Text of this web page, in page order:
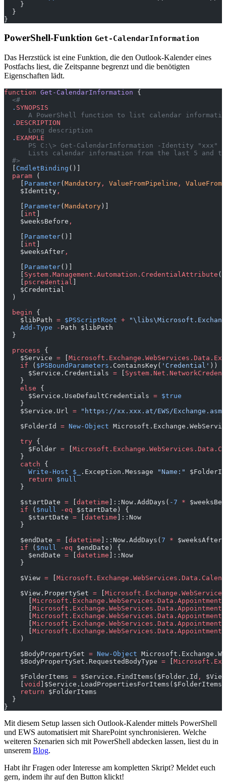
    }
  }
}
PowerShell-Funktion Get-CalendarInformation
Das Herzstück ist eine Funktion, die den Outlook-Kalender eines
Postfachs liest, die Zeitspanne begrenzt und die benötigten
Eigenschaften lädt.
function Get-CalendarInformation {
  <#
  .
SYNOPSIS
A PowerShell function to list calendar
  .
DESCRIPTION
      Long description
  .
EXAMPLE
PS C:\> Get-CalendarInformation -Identity "xxx"
Lists calendar information from the last 5 and
  #>
CmdletBinding ()]
  param
(
Parameter( Mandatory , ValueFromPipeline ,
    $Identity
,
Parameter( Mandatory )]
int
    $weeksBefore
,
Parameter()]
int
    $weeksAfter
,
Parameter()]
System.Management.Automation.CredentialAttribute
pscredential
    $Credential
  )
  begin
{
    $libPath
= $PSScriptRoot +
    Add-Type
- Path $libPath
  }
  process
{
    $Service
=
    if
( $PSBoundParameters .ContainsKey( 'Credential' )) {
      $Service.Credentials
=
    }
    else
{
      $Service.UseDefaultCredentials
= $true
    }
    $Service.Url
= "https://xx.xxx.at/EWS/
    $FolderId
= New-Object
    try
{
      $Folder
=
    }
    catch
{
      Write-Host
$_ .Exception.Message "Name:"
      return
$null
    }
    $startDate
= datetime ]::Now.AddDays( -7 *
    if
( $null -eq $startDate) {
      $startDate
= datetime ]::Now
    }
    $endDate
= datetime ]::Now.AddDays( 7 * $weeksAfter)
    if
( $null -eq $endDate) {
      $endDate
= datetime ]::Now
    }
    $View
=
    $View.PropertySet
=
    )
    $BodyPropertySet
= New-Object
    $BodyPropertySet.RequestedBodyType
=
    $FolderItems
= $Service.FindItems($Folder.Id ,
void ]$Service.LoadPropertiesForItems($FolderItems
    return
$FolderItems
  }
}
Mit diesem Setup lassen sich Outlook-Kalender mittels PowerShell
und EWS automatisiert mit SharePoint synchronisieren. Welche
weiteren Szenarien sich mit PowerShell abdecken lassen, liest du in
unserem Blog.
Habt ihr Fragen oder Interesse am kompletten Skript? Meldet euch
gern, indem ihr auf den Button klickt!